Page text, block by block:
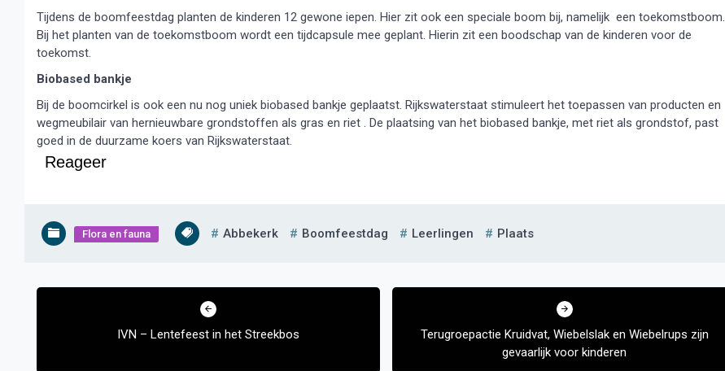
Tijdens de boomfeestdag planten de kinderen 12 gewone iepen. Hier zit ook een speciale boom bij, namelijk een toekomstboom.
Bij het planten van de toekomstboom wordt een tijdcapsule mee geplant. Hierin zit een boodschap van de kinderen voor de
toekomst.
Biobased bankje
Bij de boomcirkel is ook een nu nog uniek biobased bankje geplaatst. Rijkswaterstaat stimuleert het toepassen van producten en
wegmeubilair van hernieuwbare grondstoffen als gras en riet . De plaatsing van het biobased bankje, met riet als grondstof, past
goed in de duurzame koers van Rijkswaterstaat.
Reageer
Flora en fauna Abbekerk Boomfeestdag Leerlingen Plaats
Bericht
IVN – Lentefeest in het Streekbos
Terugroepactie Kruidvat, Wiebelslak en Wiebelrups zijn
gevaarlijk voor kinderen